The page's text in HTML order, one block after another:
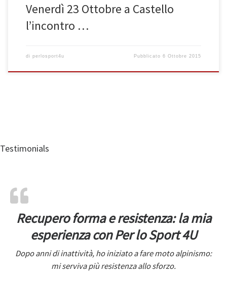
Venerdì 23 Ottobre a Castello
l’incontro …
di perlosport4u Pubblicato6 Ottobre 2015
Testimonials
Recupero forma e resistenza: la mia
esperienza con Per lo Sport 4U
Dopo anni di inattività, ho iniziato a fare moto alpinismo:
mi serviva più resistenza allo sforzo.